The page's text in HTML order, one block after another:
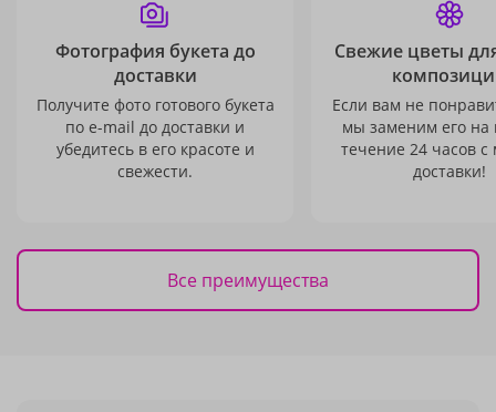
Фотография букета до
доставки
Получите фото готового букета
по e-mail до доставки и
убедитесь в его красоте и
свежести.
Свежие цветы
Если вам не
мы заменим его на
течение 24 часов с
доставки!
Все преимущества